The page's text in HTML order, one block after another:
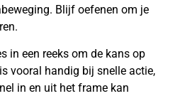
Blijf oefenen om je
in een reeks om de kans op
vooral handig bij snelle actie,
in en uit het frame kan